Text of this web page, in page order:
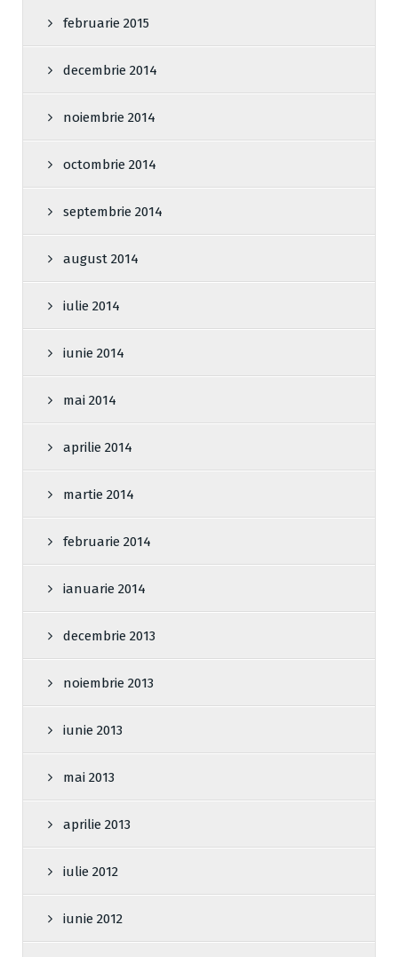
februarie 2015
decembrie 2014
noiembrie 2014
octombrie 2014
septembrie 2014
august 2014
iulie 2014
iunie 2014
mai 2014
aprilie 2014
martie 2014
februarie 2014
ianuarie 2014
decembrie 2013
noiembrie 2013
iunie 2013
mai 2013
aprilie 2013
iulie 2012
iunie 2012